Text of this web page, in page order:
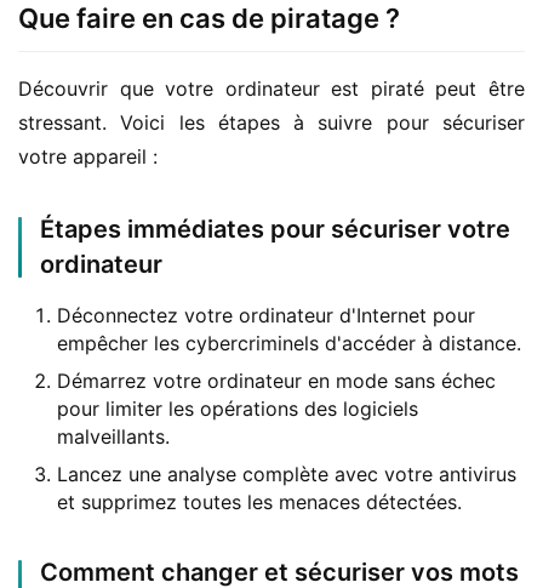
Que faire en cas de piratage ?
Découvrir que votre ordinateur est piraté peut être
stressant. Voici les étapes à suivre pour sécuriser
votre appareil :
Étapes immédiates pour sécuriser votre
ordinateur
Déconnectez votre ordinateur d'Internet pour
empêcher les cybercriminels d'accéder à distance.
Démarrez votre ordinateur en mode sans échec
pour limiter les opérations des logiciels
malveillants.
Lancez une analyse complète avec votre antivirus
et supprimez toutes les menaces détectées.
Comment changer et sécuriser vos mots